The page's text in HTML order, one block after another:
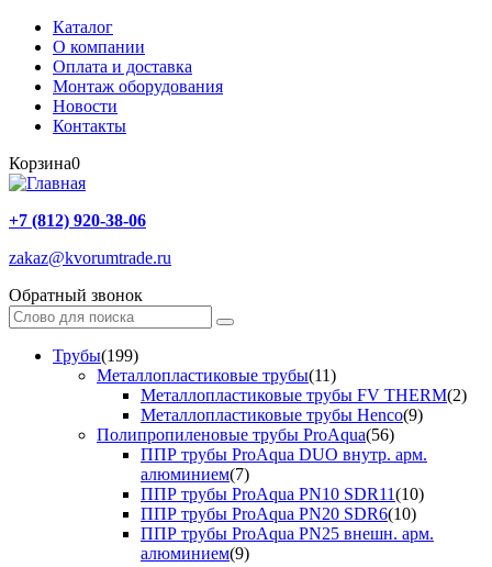
Каталог
О компании
Оплата и доставка
Монтаж оборудования
Новости
Контакты
Корзина0
+7 (812) 920-38-06
zakaz@kvorumtrade.ru
Обратный звонок
Трубы(199)
Металлопластиковые трубы(11)
Металлопластиковые трубы FV THERM(2)
Металлопластиковые трубы Henco(9)
Полипропиленовые трубы ProAqua(56)
ППР трубы ProAqua DUO внутр. арм.
алюминием(7)
ППР трубы ProAqua PN10 SDR11(10)
ППР трубы ProAqua PN20 SDR6(10)
ППР трубы ProAqua PN25 внешн. арм.
алюминием(9)